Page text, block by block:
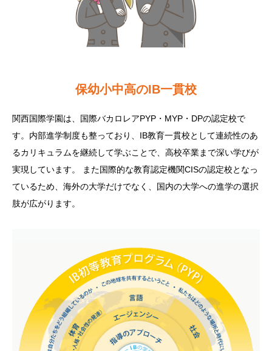
保幼小中高のIB一貫校
関西国際学園は、国際バカロレアPYP・MYP・DPの認定校で
す。内部進学制度も整っており、IB教育一貫校として連続性のあ
るカリキュラムを継続して学ぶことで、高校卒業まで深い学びが
実現しています。 また国際的な教育認定機関CISの認定校となっ
ているため、海外の大学だけでなく、国内の大学への進学の選択
肢が広がります。